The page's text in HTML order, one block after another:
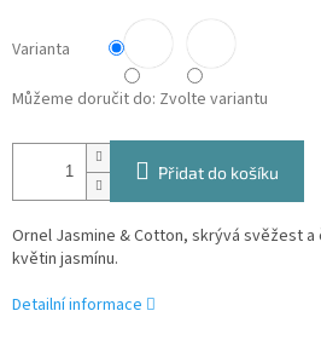
Varianta
Můžeme doručit do: Zvolte variantu
Přidat do košíku
Ornel Jasmine & Cotton, skrývá svěžest
květin jasmínu.
Detailní informace